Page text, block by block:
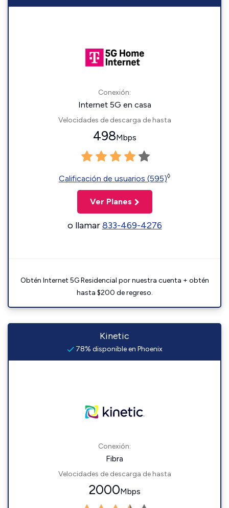
Conexión:
Internet 5G en casa
Velocidades de descarga de hasta
498Mbps
Calificación de usuarios (595)◊
Ver Planes
o llamar833-469-4276
Obtén Internet 5G Residencial por nuestra cuenta + obtén
hasta $200 de regreso.
Kinetic
78% disponible en Phoenix
Conexión:
Fibra
Velocidades de descarga de hasta
2000Mbps